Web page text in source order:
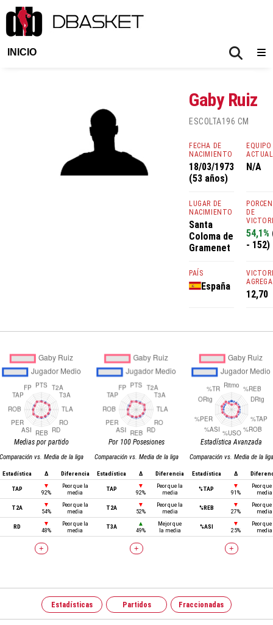
INICIO
Gaby Ruiz
ESCOLTA196 CM
FECHA DE
NACIMIENTO
18/03/1973
(53 años)
LUGAR DE
NACIMIENTO
Santa
Coloma de
Gramenet
PAÍS
España
EQUIPO
ACTUAL
N/A
DE
54,1%
- 152)
12,70
Medias por partido
Comparación vs. Media de la liga
Estadística Δ Diferencia
TAP
▼
92%
Peor que la
media
T2A
▼
54%
Peor que la
media
RD
▼
48%
Peor que la
media
+
Por 100 Posesiones
Comparación vs. Media de la liga
Estadística Δ Diferencia
TAP
▼
92%
Peor que la
media
T2A
▼
52%
Peor que la
media
T3A
▲
49%
Mejor que
la media
+
Estadística Avanzada
Comparación vs. Media de la liga
Estadística Δ
%TAP
▼
91%
Peor
media
%REB
▼
27%
Peor
media
%ASI
▼
25%
Peor
media
+
Estadísticas Partidos Fraccionadas